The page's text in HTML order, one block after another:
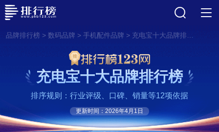
品牌排行榜> 数码品牌 > 手机配件品牌 > 充电宝十大品牌排行榜
充电宝十大品牌排行榜
排序规则：行业评级、口碑、销量等12项依据
更新时间：2026年4月1日